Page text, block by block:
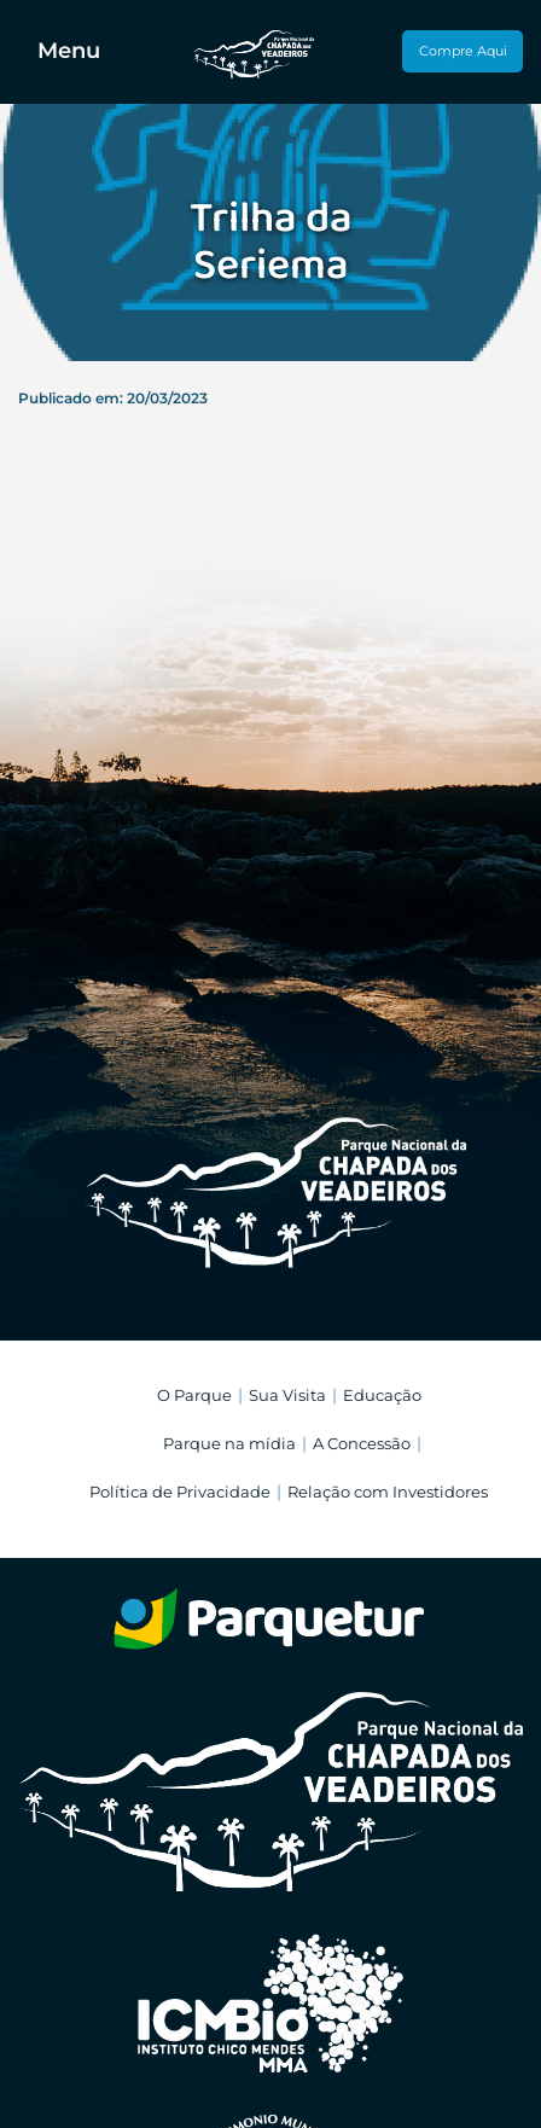
Menu Compre Aqui
Trilha da
Seriema
Publicado em: 20/03/2023
O Parque Sua Visita Educação
Parque na mídia A Concessão
Política de Privacidade Relação com Investidores